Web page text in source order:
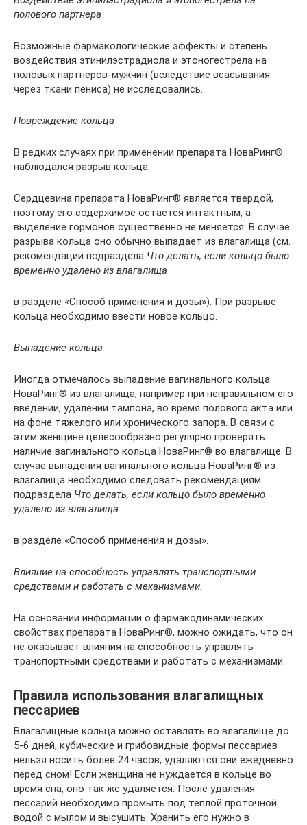
полового партнера
Возможные фармакологические эффекты и степень
воздействия этинилэстрадиола и этоногестрела на
половых партнеров-мужчин (вследствие всасывания
через ткани пениса) не исследовались.
Повреждение кольца
В редких случаях при применении препарата НоваРинг®
наблюдался разрыв кольца.
Сердцевина препарата НоваРинг® является твердой,
поэтому его содержимое остается интактным, а
выделение гормонов существенно не меняется. В случае
разрыва кольца оно обычно выпадает из влагалища (см.
рекомендации подраздела Что делать, если кольцо было
временно удалено из влагалища
в разделе «Способ применения и дозы»). При разрыве
кольца необходимо ввести новое кольцо.
Выпадение кольца
Иногда отмечалось выпадение вагинального кольца
НоваРинг® из влагалища, например при неправильном его
введении, удалении тампона, во время полового акта или
на фоне тяжелого или хронического запора. В связи с
этим женщине целесообразно регулярно проверять
наличие вагинального кольца НоваРинг® во влагалище. В
случае выпадения вагинального кольца НоваРинг® из
влагалища необходимо следовать рекомендациям
подраздела Что делать, если кольцо было временно
удалено из влагалища
в разделе «Способ применения и дозы».
Влияние на способность управлять транспортными
средствами и работать с механизмами.
На основании информации о фармакодинамических
свойствах препарата НоваРинг®, можно ожидать, что он
не оказывает влияния на способность управлять
транспортными средствами и работать с механизмами.
Правила использования влагалищных
пессариев
Влагалищные кольца можно оставлять во влагалище до
5-6 дней, кубические и грибовидные формы пессариев
нельзя носить более 24 часов, удаляются они ежедневно
перед сном! Если женщина не нуждается в кольце во
время сна, оно так же удаляется. После удаления
пессарий необходимо промыть под теплой проточной
водой с мылом и высушить. Хранить его нужно в